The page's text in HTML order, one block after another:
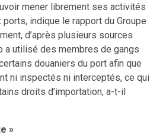
mener librement ses activités
ports, indique le rapport du Groupe
d’après plusieurs sources
a utilisé des membres de gangs
douaniers du port afin que
ni inspectés ni interceptés, ce qui
droits d’importation, a-t-il
»